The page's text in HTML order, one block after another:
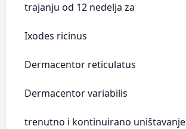
trajanju od 12 nedelja za
Ixodes ricinus
Dermacentor reticulatus
Dermacentor variabilis
trenutno i kontinuirano